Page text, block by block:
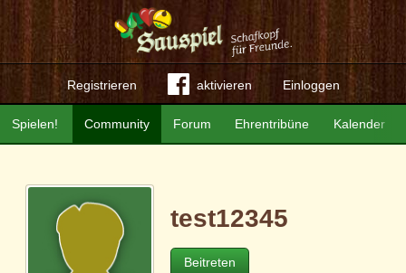
Registrieren aktivieren Einloggen
Community Forum Ehrentribüne Kalender
Spielen!
test12345
Beitreten